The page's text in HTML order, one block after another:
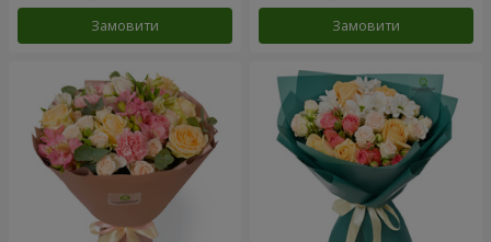
Замовити Замовити